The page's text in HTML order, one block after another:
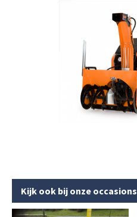
Kijk ook bij onze occasions